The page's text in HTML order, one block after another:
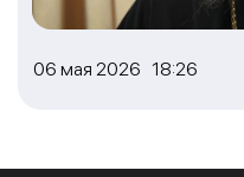
06 мая 2026 18:26